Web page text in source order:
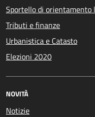
Sportello di orientamento
Tributi e finanze
Urbanistica e Catasto
Elezioni 2020
NOVITÀ
Notizie